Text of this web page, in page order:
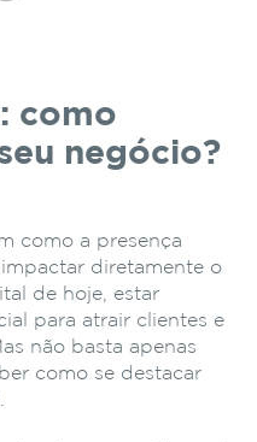
como
negócio?
como a presença
diretamente o
de hoje, estar
para atrair clientes e
não basta apenas
como se destacar